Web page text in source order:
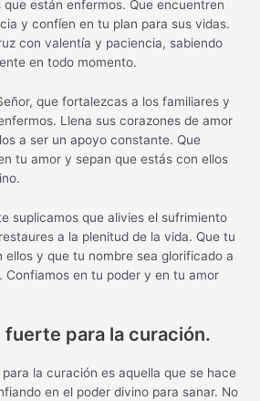
que están enfermos. Que encuentren
y confíen en tu plan para sus vidas.
con valentía y paciencia, sabiendo
en todo momento.
que fortalezcas a los familiares y
Llena sus corazones de amor
a ser un apoyo constante. Que
tu amor y sepan que estás con ellos
suplicamos que alivies el sufrimiento
a la plenitud de la vida. Que tu
ellos y que tu nombre sea glorificado a
Confiamos en tu poder y en tu amor
fuerte para la curación.
la curación es aquella que se hace
en el poder divino para sanar. No